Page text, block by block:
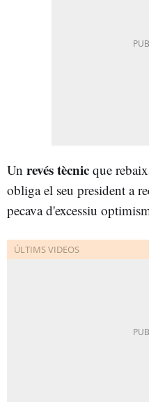
Un revés tècnic que
obliga el seu president a
pecava d'excessiu